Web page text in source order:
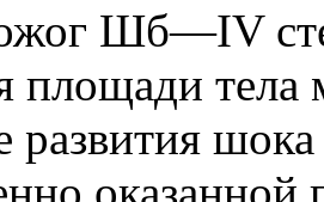
Шб—IV
площади тела
развития